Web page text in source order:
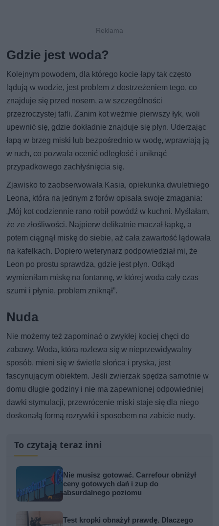
Gdzie jest woda?
Kolejnym powodem, dla którego kocie łapy tak często
lądują w wodzie, jest problem z dostrzeżeniem tego, co
znajduje się przed nosem, a w szczególności
przezroczystej tafli. Zanim kot weźmie pierwszy łyk, woli
upewnić się, gdzie dokładnie znajduje się płyn. Uderzając
łapą w brzeg miski lub bezpośrednio w wodę, wprawiają ją
w ruch, co pozwala ocenić odległość i uniknąć
przypadkowego zachłyśnięcia się.
Zjawisko to zaobserwowała Kasia, opiekunka dwuletniego
Leona, która na jednym z forów opisała swoje zmagania:
„Mój kot codziennie rano robił powódź w kuchni. Myślałam,
że ze złośliwości. Najpierw delikatnie maczał łapkę, a
potem ciągnął miskę do siebie, aż cała zawartość lądowała
na kafelkach. Dopiero weterynarz podpowiedział mi, że
Leon po prostu sprawdza, gdzie jest płyn. Odkąd
wymieniłam miskę na fontannę, w której woda cały czas
szumi i płynie, problem zniknął”.
Nuda
Nie możemy też zapominać o zwykłej kociej chęci do
zabawy. Woda, która rozlewa się w nieprzewidywalny
sposób, mieni się w świetle słońca i pryska, jest
fascynującym obiektem. Jeśli zwierzak spędza samotnie w
domu długie godziny i nie ma zapewnionej odpowiedniej
dawki stymulacji, przewrócenie miski staje się dla niego
doskonałą formą rozrywki i sposobem na zabicie nudy.
To czytają teraz inni
Nie musisz gotować. Carrefour obniżył
ceny gotowych dań i zup do
absurdalnego poziomu
Test kropki obnażył prawdę. Dlaczego